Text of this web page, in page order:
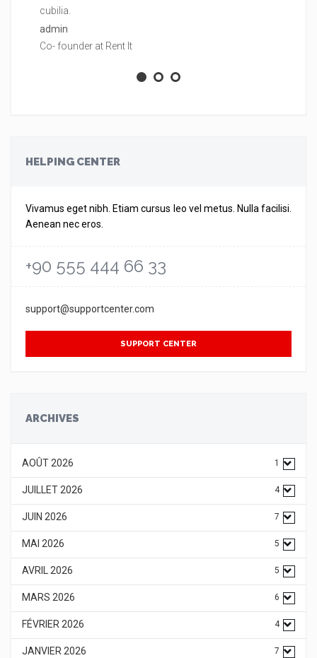
cubilia.
admin
Co- founder at Rent It
HELPING CENTER
Vivamus eget nibh. Etiam cursus leo vel metus. Nulla facilisi.
Aenean nec eros.
+90 555 444 66 33
support@supportcenter.com
SUPPORT CENTER
ARCHIVES
AOÛT 2026 1
JUILLET 2026 4
JUIN 2026 7
MAI 2026 5
AVRIL 2026 5
MARS 2026 6
FÉVRIER 2026 4
JANVIER 2026 7